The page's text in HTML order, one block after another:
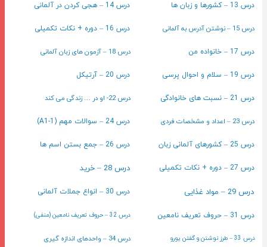
درس 13 – کشورها و زبان ها درس 14 – هجی کردن در آلمانی
درس 15 – نوشتن آدرس به آلمانی درس 16 – دوره + نکات تکمیلی
درس 17 – خانواده من درس 18 – آزمون های زبان آلمانی
درس 19 – سلام و احوال پرسی درس 20 – آرتیکل
درس 21 – نسبت های خانوادگی درس 22- او در … زندگی می کند
درس 23 – اعداد و مشخصات فردی درس 24 – سوالات مهم (A1-1)
درس 25 – کشورهای آلمانی زبان درس 26 – جمع بستن اسم ها
درس 27 – دوره + نکات تکمیلی درس 28 – خرید
درس 29 – مواد غذایی درس 30 – انواع جملات آلمانی
درس 31 – حروف تعریف نامعین درس 32 – حروف تعریف نامعین (منفی)
درس 33 – طرز نوشتن و گفتن یورو درس 34 – واحدهای اندازه گیری